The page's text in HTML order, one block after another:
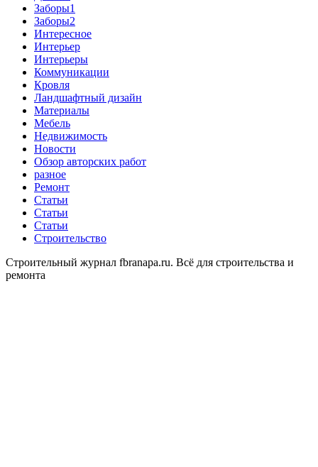
Заборы1
Заборы2
Интересное
Интерьер
Интерьеры
Коммуникации
Кровля
Ландшафтный дизайн
Материалы
Мебель
Недвижимость
Новости
Обзор авторских работ
разное
Ремонт
Статьи
Статьи
Статьи
Строительство
Строительный журнал fbranapa.ru. Всё для строительства и
ремонта